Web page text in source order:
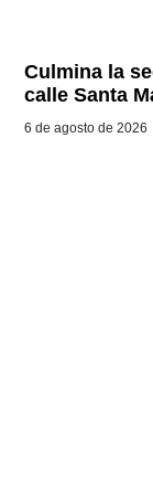
Culmina la
calle Santa
6 de agosto de 2026